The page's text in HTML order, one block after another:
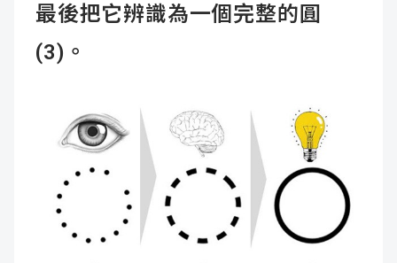
最後把它辨識為一個完整的圓
(3)。